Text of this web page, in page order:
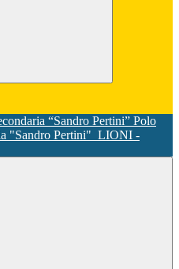
Polo
"Sandro Pertini" LIONI -